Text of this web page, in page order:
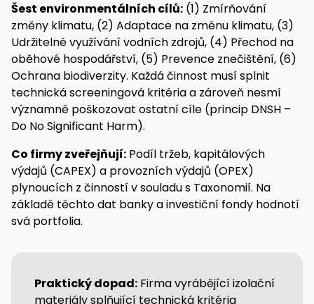
Šest environmentálních cílů: (1) Zmírňování
změny klimatu, (2) Adaptace na změnu klimatu, (3)
Udržitelné využívání vodních zdrojů, (4) Přechod na
oběhové hospodářství, (5) Prevence znečištění, (6)
Ochrana biodiverzity. Každá činnost musí splnit
technická screeningová kritéria a zároveň nesmí
významně poškozovat ostatní cíle (princip DNSH –
Do No Significant Harm).
Co firmy zveřejňují: Podíl tržeb, kapitálových
výdajů (CAPEX) a provozních výdajů (OPEX)
plynoucích z činností v souladu s Taxonomií. Na
základě těchto dat banky a investiční fondy hodnotí
svá portfolia.
Praktický dopad: Firma vyrábějící izolační
materiály splňující technická kritéria